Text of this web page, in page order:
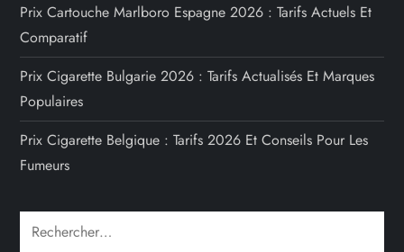
Prix Cartouche Marlboro Espagne 2026 : Tarifs Actuels Et
Comparatif
Prix Cigarette Bulgarie 2026 : Tarifs Actualisés Et Marques
Populaires
Prix Cigarette Belgique : Tarifs 2026 Et Conseils Pour Les
Fumeurs
Rechercher :